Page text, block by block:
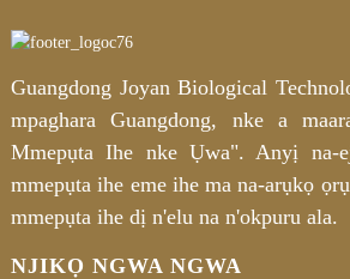
Guangdong Joyan Biological
mpaghara Guangdong, nke a
Mmepụta Ihe nke Ụwa". Anyị
mmepụta ihe eme ihe ma na-arụkọ
mmepụta ihe dị n'elu na n'okpuru ala.
NJIKỌ NGWA NGWA